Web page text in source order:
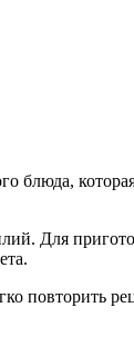
блюда,
Для
повторить